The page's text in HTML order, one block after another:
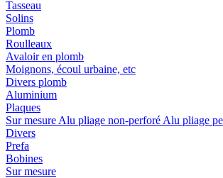
Tasseau
Solins
Plomb
Roulleaux
Avaloir en plomb
Moignons, écoul urbaine, etc
Divers plomb
Aluminium
Plaques
Sur mesure Alu pliage non-perforé Alu pliage
Divers
Prefa
Bobines
Sur mesure